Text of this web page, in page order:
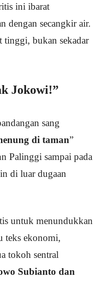
ini ibarat
dengan secangkir air.
tinggi, bukan sekadar
Jokowi!”
sang
di taman”
Palinggi sampai pada
di luar dugaan
untuk menundukkan
teks ekonomi,
tokoh sentral
Subianto dan